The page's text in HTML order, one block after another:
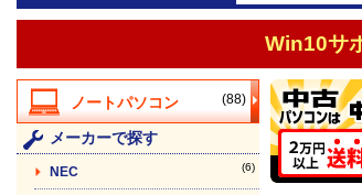
Win10サ
(88)
メーカーで探す
NEC (6)